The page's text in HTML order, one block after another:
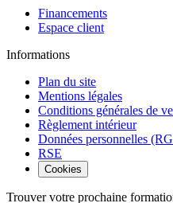
Financements
Espace client
Informations
Plan du site
Mentions légales
Conditions générales de
Règlement intérieur
Données personnelles
RSE
Cookies
Trouver votre prochaine